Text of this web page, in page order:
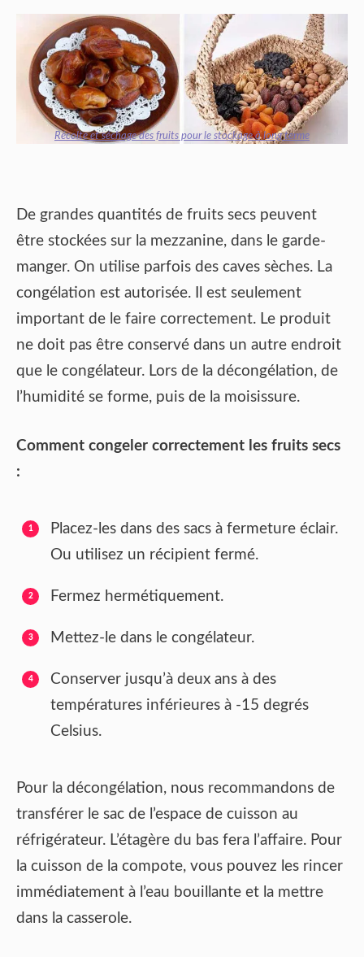
Récolte et séchage des fruits pour le stockage à long terme
De grandes quantités de fruits secs peuvent
être stockées sur la mezzanine, dans le garde-
manger. On utilise parfois des caves sèches. La
congélation est autorisée. Il est seulement
important de le faire correctement. Le produit
ne doit pas être conservé dans un autre endroit
que le congélateur. Lors de la décongélation, de
l’humidité se forme, puis de la moisissure.
Comment congeler correctement les fruits secs
:
Placez-les dans des sacs à fermeture éclair.
Ou utilisez un récipient fermé.
Fermez hermétiquement.
Mettez-le dans le congélateur.
Conserver jusqu’à deux ans à des
températures inférieures à -15 degrés
Celsius.
Pour la décongélation, nous recommandons de
transférer le sac de l’espace de cuisson au
réfrigérateur. L’étagère du bas fera l’affaire. Pour
la cuisson de la compote, vous pouvez les rincer
immédiatement à l’eau bouillante et la mettre
dans la casserole.